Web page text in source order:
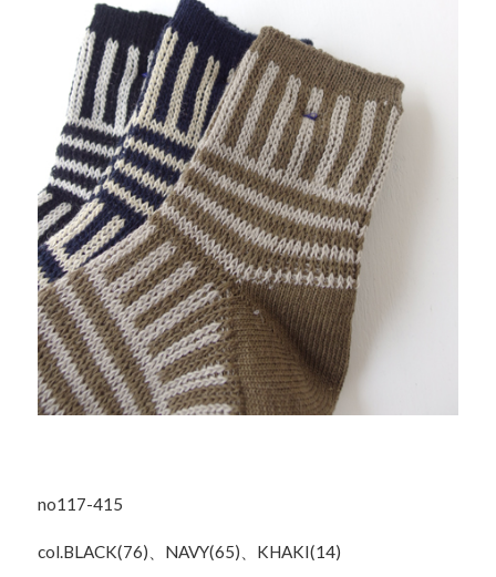
no117-415
col.BLACK(76)、NAVY(65)、KHAKI(14)